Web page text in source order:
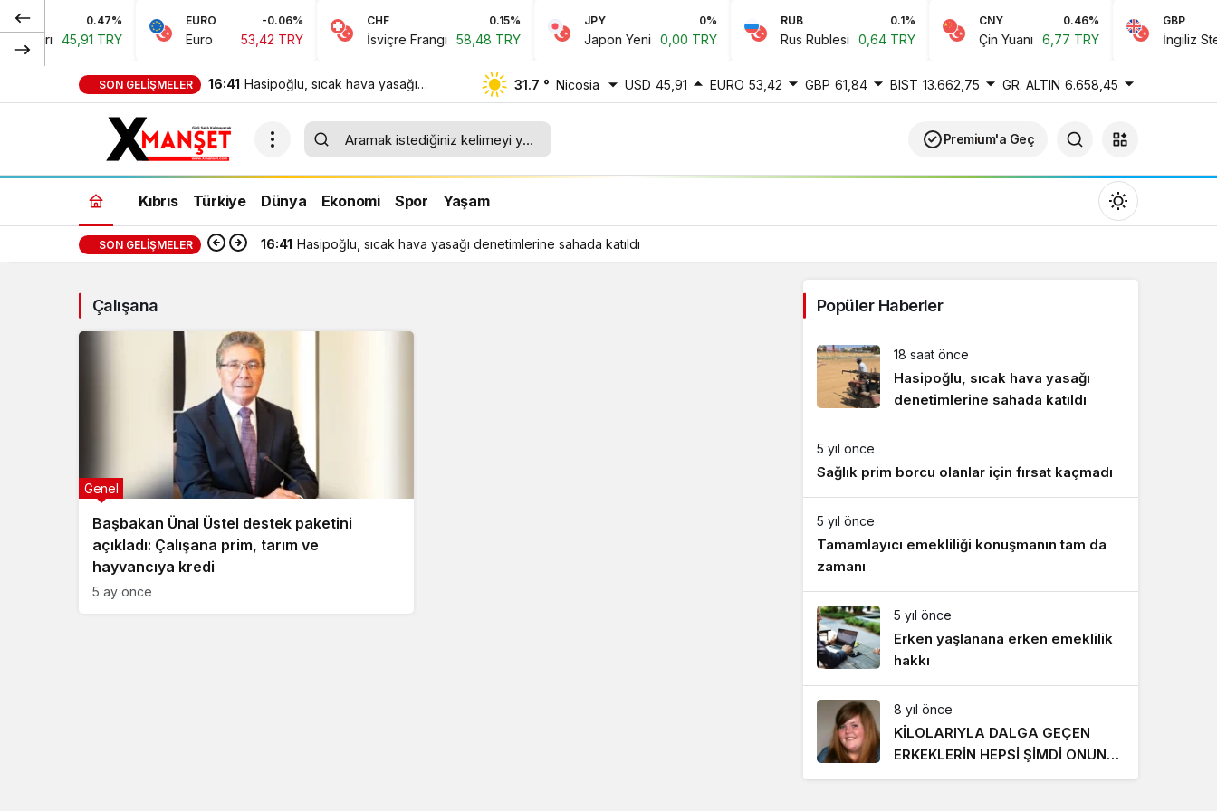
0.47%
45,91 TRY
EURO -0.06%
Euro 53,42 TRY
CHF 0.15%
İsviçre Frangı 58,48 TRY Japon Yeni 0,00 TRY
RUB 0.1%
Rus Rublesi 0,64 TRY
CNY 0.46%
Çin Yuanı 6,77 TRY
GBP
İngiliz
SON GELIŞMELER 16:41 Hasipoğlu, sıcak hava yasağı
denetimlerine sahada katıldı
31.7 ° Nicosia USD 45,91 EURO 53,42 GBP 61,84 BIST 13.662,75 GR. ALTIN 6.658,45
Premium'a Geç
Kıbrıs Türkiye Dünya Ekonomi Spor Yaşam
Gündüz modunu seçin.
SON GELIŞMELER 16:41 Hasipoğlu, sıcak hava yasağı denetimlerine sahada katıldı
Çalışana
Başbakan Ünal Üstel destek paketini
açıkladı: Çalışana prim, tarım ve
hayvancıya kredi
Genel
5 ay önce
Popüler Haberler
18 saat önce
Hasipoğlu, sıcak hava yasağı
denetimlerine sahada katıldı
5 yıl önce
Sağlık prim borcu olanlar için fırsat kaçmadı
5 yıl önce
Tamamlayıcı emekliliği konuşmanın tam da
zamanı
5 yıl önce
Erken yaşlanana erken emeklilik
hakkı
8 yıl önce
KİLOLARIYLA DALGA GEÇEN
ERKEKLERİN HEPSİ ŞİMDİ ONUN
PEŞİNDE! SON HALİ İNANILMAZ